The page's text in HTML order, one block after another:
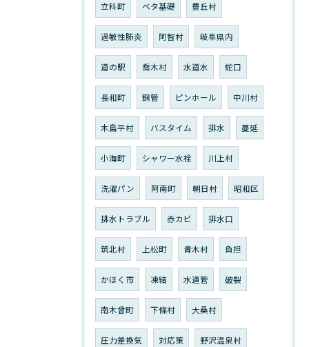
立科町 ベタ基礎 豊丘村
過敏性肺炎 阿智村 岐阜県内
道の駅 喬木村 水道水 蛇口
長和町 銅管 ピンホール 中川村
木島平村 バスタイム 排水 蔓延
小海町 シャワー水栓 川上村
洗濯パン 阿南町 朝日村 昭和区
排水トラブル 赤カビ 排水口
筑北村 上松町 青木村 負担
かほく市 凍結 水道管 破裂
南木曾町 下條村 大桑村
圧力差換気 対応策 野沢温泉村